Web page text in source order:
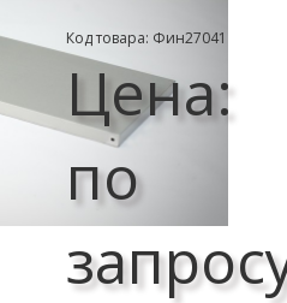
Код товара: Фин27041
Цена:
по